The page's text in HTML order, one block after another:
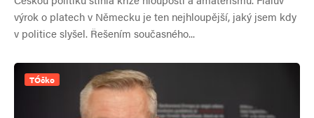
výrok o platech v Německu je ten nejhloupější, jaký jsem kdy
v politice slyšel. Řešením současného...
TÓčko